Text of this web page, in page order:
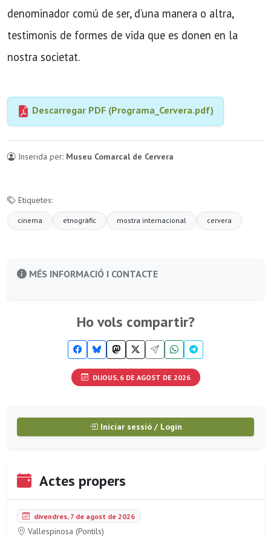
denominador comú de ser, d’una manera o altra,
testimonis de formes de vida que es donen en la
nostra societat.
Descarregar PDF (Programa_Cervera.pdf)
Inserida per: Museu Comarcal de Cervera
Etiquetes:
cinema etnogràfic mostra internacional cervera
MÉS INFORMACIÓ I CONTACTE
Ho vols compartir?
DIJOUS, 6 DE AGOST DE 2026
Iniciar sessió / Login
Actes propers
divendres, 7 de agost de 2026
Vallespinosa (Pontils)